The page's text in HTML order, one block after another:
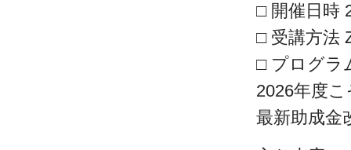
□ 開催日時
□ 受講方法
□ プログラ
2026年度
最新助成